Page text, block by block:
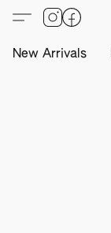
New Arrivals